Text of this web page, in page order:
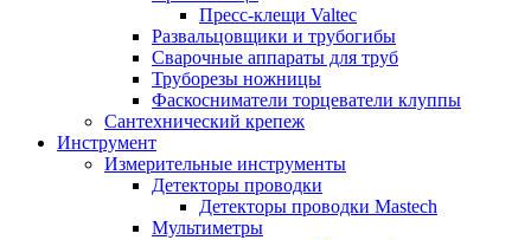
Пресс-клещи Valtec
Развальцовщики и трубогибы
Сварочные аппараты для труб
Труборезы ножницы
Фаскосниматели торцеватели клуппы
Сантехнический крепеж
Инструмент
Измерительные инструменты
Детекторы проводки
Детекторы проводки Mastech
Мультиметры